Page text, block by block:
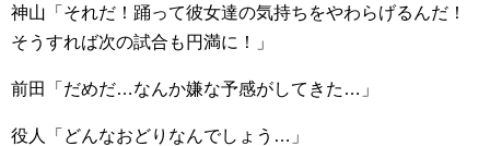
神山「それだ！踊って彼女達の気持ちをやわらげるんだ！
そうすれば次の試合も円満に！」
前田「だめだ…なんか嫌な予感がしてきた…」
役人「どんなおどりなんでしょう…」